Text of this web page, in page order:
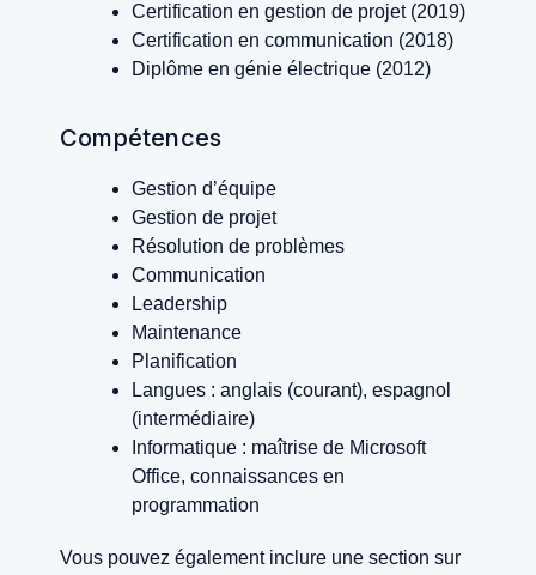
Certification en gestion de projet (2019)
Certification en communication (2018)
Diplôme en génie électrique (2012)
Compétences
Gestion d’équipe
Gestion de projet
Résolution de problèmes
Communication
Leadership
Maintenance
Planification
Langues : anglais (courant), espagnol
(intermédiaire)
Informatique : maîtrise de Microsoft
Office, connaissances en
programmation
Vous pouvez également inclure une section sur